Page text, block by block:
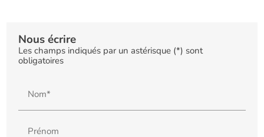
Nous écrire
Les champs indiqués par un astérisque (*) sont
obligatoires
Nom*
Prénom